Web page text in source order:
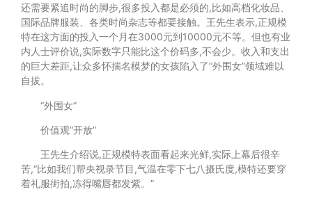
还需要紧追时尚的脚步,很多投入都是必须的,比如高档化妆品、
国际品牌服装、各类时尚杂志等都要接触。王先生表示,正规模
特在这方面的投入一个月在3000元到10000元不等。但也有业
内人士评价说,实际数字只能比这个价码多,不会少。收入和支出
的巨大差距,让众多怀揣名模梦的女孩陷入了“外围女”领域难以
自拔。
“外围女”
价值观“开放”
王先生介绍说,正规模特表面看起来光鲜,实际上幕后很辛
苦,“比如我们帮央视录节目,气温在零下七八摄氏度,模特还要穿
着礼服街拍,冻得嘴唇都发紫。”